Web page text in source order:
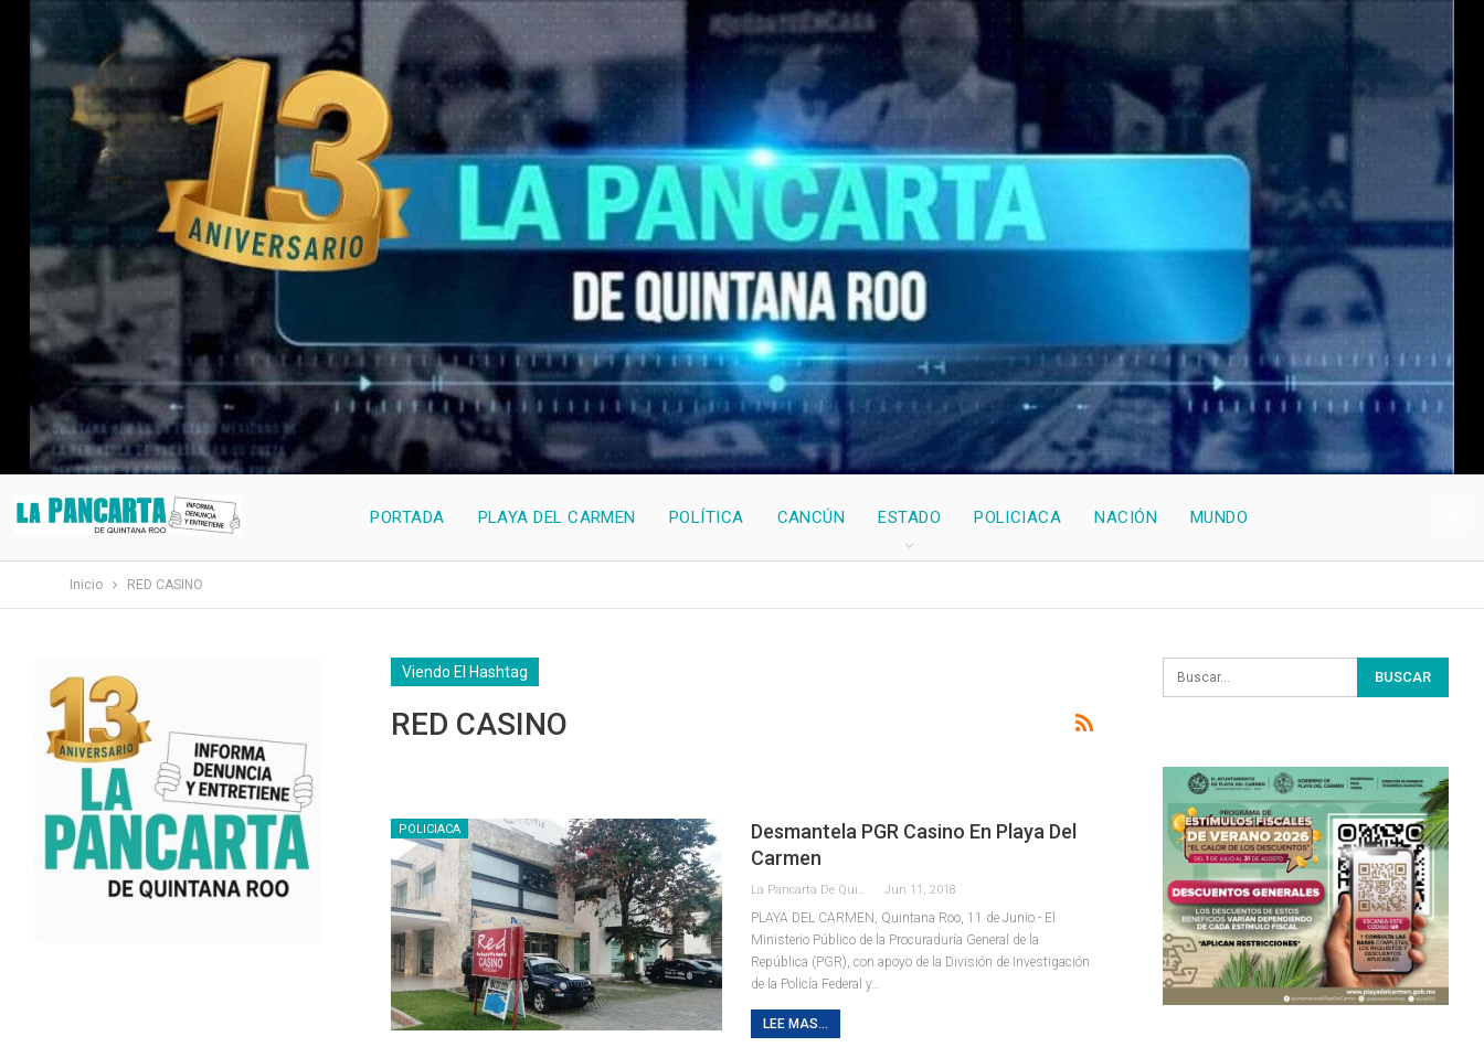
PORTADA PLAYA DEL CARMEN POLÍTICA CANCÚN ESTADO POLICIACA NACIÓN MUNDO
Inicio RED CASINO
Viendo El Hashtag
RED CASINO
POLICIACA
Desmantela PGR Casino En Playa Del
Carmen
Jun 11, 2018
PLAYA DEL CARMEN, Quintana Roo, 11 de Junio.- El
Ministerio Público de la Procuraduría General de la
República (PGR), con apoyo de la División de Investigación
de la Policía Federal y…
LEE MAS...